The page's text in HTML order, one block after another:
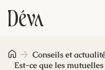
Obsèques
Conseils et
Est-ce que les